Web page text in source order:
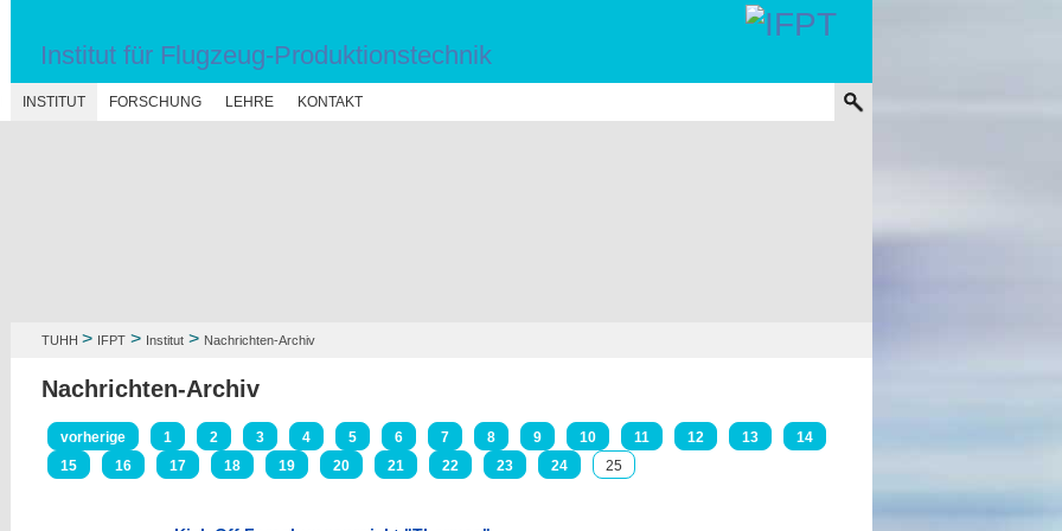
Institut für Flugzeug-Produktionstechnik
INSTITUT FORSCHUNG LEHRE KONTAKT
TUHH > IFPT> Institut> Nachrichten-Archiv
Nachrichten-Archiv
vorherige 1 2 3 4 5 6 7 8 9 10 11 12 13
14
15
16 17 18 19 20 21 22 23 24 25